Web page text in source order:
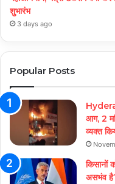
शुभारंभ
3 days ago
Popular Posts
आग, 2
व्यक्त
किसानों
असभंव